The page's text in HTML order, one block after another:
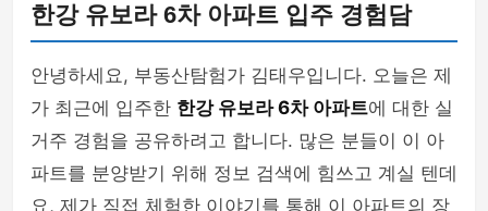
한강 유보라 6차 아파트 입주 경험담
안녕하세요, 부동산탐험가 김태우입니다. 오늘은 제
가 최근에 입주한 한강 유보라 6차 아파트에 대한 실
거주 경험을 공유하려고 합니다. 많은 분들이 이 아
파트를 분양받기 위해 정보 검색에 힘쓰고 계실 텐데
요, 제가 직접 체험한 이야기를 통해 이 아파트의 장